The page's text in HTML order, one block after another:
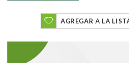
AGREGAR A LA